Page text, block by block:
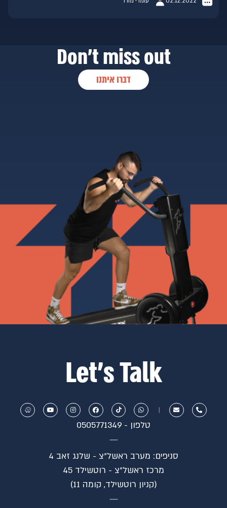
Don’t miss out
דברו איתנו
Let’s Talk
טלפון - 0505771349
סניפים: מערב ראשל"צ - שלנג זאב 4
⁠מרכז ראשל"צ - רוטשילד 45
(קניון רוטשילד, קומה 11)